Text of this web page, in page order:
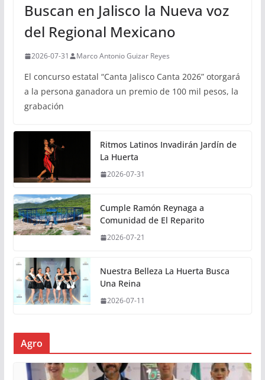
Buscan en Jalisco la Nueva voz
del Regional Mexicano
2026-07-31 Marco Antonio Guizar Reyes
El concurso estatal “Canta Jalisco Canta 2026” otorgará
a la persona ganadora un premio de 100 mil pesos, la
grabación
Ritmos Latinos Invadirán Jardín de
La Huerta
2026-07-31
Cumple Ramón Reynaga a
Comunidad de El Reparito
2026-07-21
Nuestra Belleza La Huerta Busca
Una Reina
2026-07-11
Agro